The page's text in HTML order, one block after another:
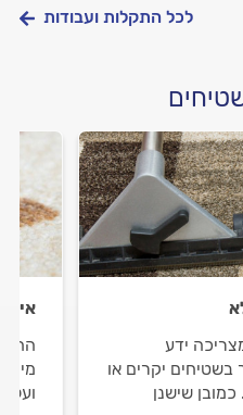
לכל התקלות ועבודות
ידע
בשטיחים יקרים או
שישנן
איך
החל